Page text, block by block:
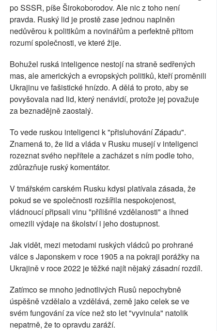
po SSSR, píše Širokoborodov. Ale nic z toho není
pravda. Ruský lid je prostě zase jednou naplněn
nedůvěrou k politikům a novinářům a perfektně přitom
rozumí společnosti, ve které žije.
Bohužel ruská inteligence nestojí na straně sedřených
mas, ale amerických a evropských politiků, kteří proměnili
Ukrajinu ve fašistické hnízdo. A dělá to proto, aby se
povyšovala nad lid, který nenávidí, protože jej považuje
za beznadějně zaostalý.
To vede ruskou inteligenci k "přisluhování Západu".
Znamená to, že lid a vláda v Rusku musejí v inteligenci
rozeznat svého nepřítele a zacházet s ním podle toho,
zdůrazňuje ruský komentátor.
V tmářském carském Rusku kdysi platívala zásada, že
pokud se ve společnosti rozšířila nespokojenost,
vládnoucí připsali vinu "přílišné vzdělanosti" a ihned
omezili výdaje na školství i jeho dostupnost.
Jak vidět, mezi metodami ruských vládců po prohrané
válce s Japonskem v roce 1905 a na pokraji porážky na
Ukrajině v roce 2022 je těžké najít nějaký zásadní rozdíl.
Zatímco se mnoho jednotlivých Rusů nepochybně
úspěšně vzdělalo a vzdělává, země jako celek se ve
svém fungování za více než sto let "vyvinula" natolik
nepatrně, že to opravdu zaráží.